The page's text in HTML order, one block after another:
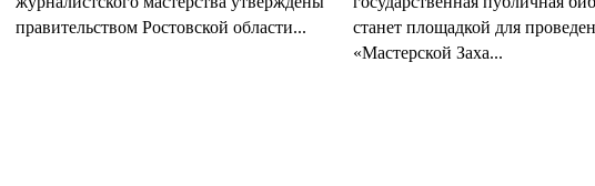
правительством Ростовской области...
станет площадкой для
«Мастерской Заха...